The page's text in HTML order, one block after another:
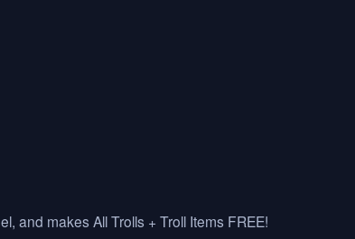
and makes All Trolls + Troll Items FREE!